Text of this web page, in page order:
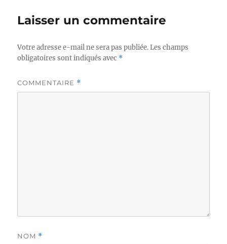
Laisser un commentaire
Votre adresse e-mail ne sera pas publiée. Les champs
obligatoires sont indiqués avec *
COMMENTAIRE *
NOM *